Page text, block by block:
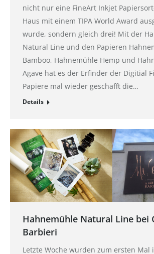
nicht nur eine FineArt Inkjet
Haus mit einem TIPA World Award
wurde, sondern gleich drei! Mit der
Natural Line und den Papieren
Bamboo, Hahnemühle Hemp und
Agave hat es der Erfinder der Digitial
Papiere mal wieder geschafft die…
Details
Hahnemühle Natural Line bei
Barbieri
Letzte Woche wurden zum ersten Mal